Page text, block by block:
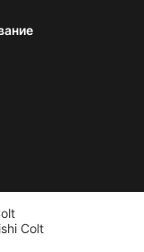
Colt